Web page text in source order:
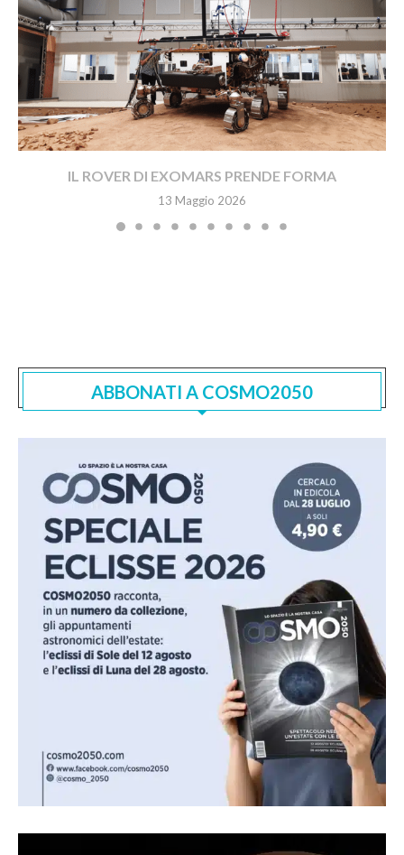
IL ROVER DI EXOMARS PRENDE FORMA
13 Maggio 2026
ABBONATI A COSMO2050